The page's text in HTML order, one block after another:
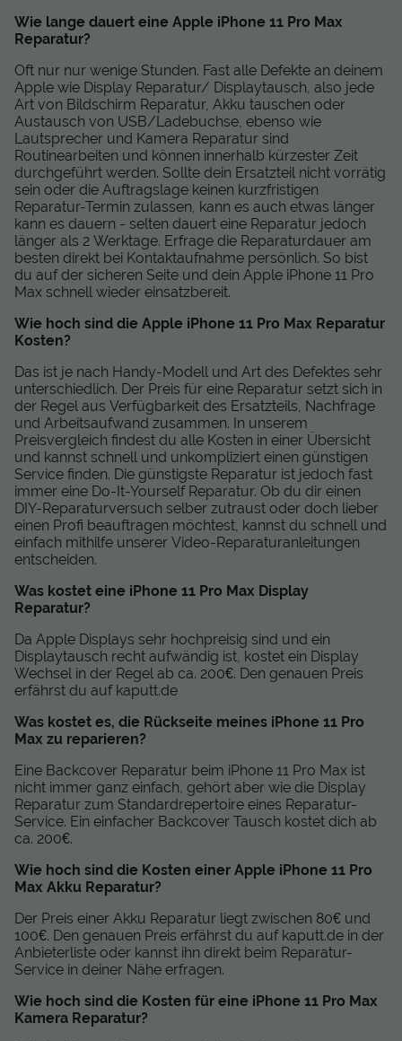
Wie lange dauert eine Apple iPhone 11 Pro Max
Reparatur?
Oft nur nur wenige Stunden. Fast alle Defekte an deinem
Apple wie Display Reparatur/ Displaytausch, also jede
Art von Bildschirm Reparatur, Akku tauschen oder
Austausch von USB/Ladebuchse, ebenso wie
Lautsprecher und Kamera Reparatur sind
Routinearbeiten und können innerhalb kürzester Zeit
durchgeführt werden. Sollte dein Ersatzteil nicht vorrätig
sein oder die Auftragslage keinen kurzfristigen
Reparatur-Termin zulassen, kann es auch etwas länger
kann es dauern - selten dauert eine Reparatur jedoch
länger als 2 Werktage. Erfrage die Reparaturdauer am
besten direkt bei Kontaktaufnahme persönlich. So bist
du auf der sicheren Seite und dein Apple iPhone 11 Pro
Max schnell wieder einsatzbereit.
Wie hoch sind die Apple iPhone 11 Pro Max Reparatur
Kosten?
Das ist je nach Handy-Modell und Art des Defektes sehr
unterschiedlich. Der Preis für eine Reparatur setzt sich in
der Regel aus Verfügbarkeit des Ersatzteils, Nachfrage
und Arbeitsaufwand zusammen. In unserem
Preisvergleich findest du alle Kosten in einer Übersicht
und kannst schnell und unkompliziert einen günstigen
Service finden. Die günstigste Reparatur ist jedoch fast
immer eine Do-It-Yourself Reparatur. Ob du dir einen
DIY-Reparaturversuch selber zutraust oder doch lieber
einen Profi beauftragen möchtest, kannst du schnell und
einfach mithilfe unserer Video-Reparaturanleitungen
entscheiden.
Was kostet eine iPhone 11 Pro Max Display
Reparatur?
Da Apple Displays sehr hochpreisig sind und ein
Displaytausch recht aufwändig ist, kostet ein Display
Wechsel in der Regel ab ca. 200€. Den genauen Preis
erfährst du auf kaputt.de
Was kostet es, die Rückseite meines iPhone 11 Pro
Max zu reparieren?
Eine Backcover Reparatur beim iPhone 11 Pro Max ist
nicht immer ganz einfach, gehört aber wie die Display
Reparatur zum Standardrepertoire eines Reparatur-
Service. Ein einfacher Backcover Tausch kostet dich ab
ca. 200€.
Wie hoch sind die Kosten einer Apple iPhone 11 Pro
Max Akku Reparatur?
Der Preis einer Akku Reparatur liegt zwischen 80€ und
100€. Den genauen Preis erfährst du auf kaputt.de in der
Anbieterliste oder kannst ihn direkt beim Reparatur-
Service in deiner Nähe erfragen.
Wie hoch sind die Kosten für eine iPhone 11 Pro Max
Kamera Reparatur?